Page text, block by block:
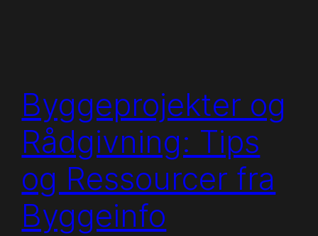
Byggeprojekter og
Rådgivning: Tips
og Ressourcer fra
Byggeinfo